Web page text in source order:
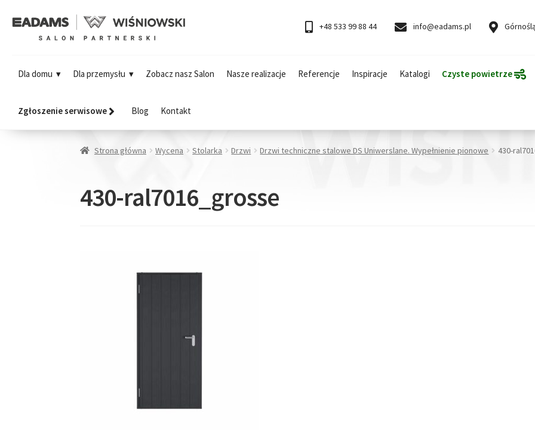
+48 533 99 88 44 info@eadams.pl
Dla domu Dla przemysłu Zobacz nasz Salon Nasze realizacje Referencje Inspiracje Katalogi Czyste powietrze
Zgłoszenie serwisowe Blog Kontakt
Strona główna Wycena Stolarka Drzwi Drzwi techniczne stalowe DS Uniwerslane. Wypełnienie pionowe 430-
430-ral7016_grosse